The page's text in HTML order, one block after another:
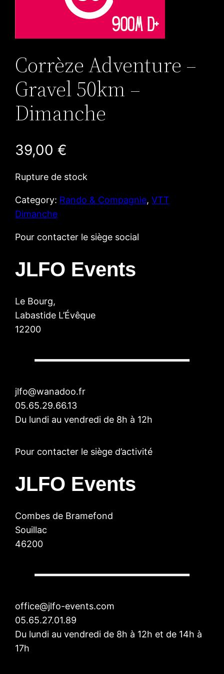
Corrèze Adventure –
Gravel 50km –
Dimanche
39,00€
Rupture de stock
Category: Rando & Compagnie, VTT
Dimanche
Pour contacter le siège social
JLFO Events
Le Bourg,
Labastide L’Évêque
12200
jlfo@wanadoo.fr
05.65.29.66.13
Du lundi au vendredi de 8h à 12h
Pour contacter le siège d’activité
JLFO Events
Combes de Bramefond
Souillac
46200
office@jlfo-events.com
05.65.27.01.89
Du lundi au vendredi de 8h à 12h et de 14h à
17h